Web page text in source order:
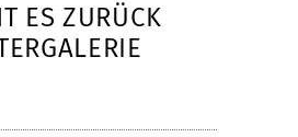
ES ZURÜCK